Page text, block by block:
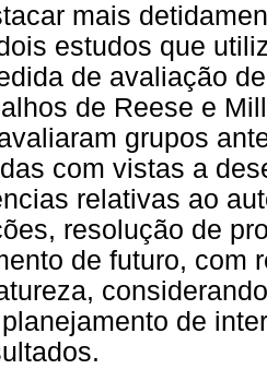
mais
estudos que
de avaliação
de Reese e
grupos
com vistas a
relativas ao
resolução de
de futuro, com
de